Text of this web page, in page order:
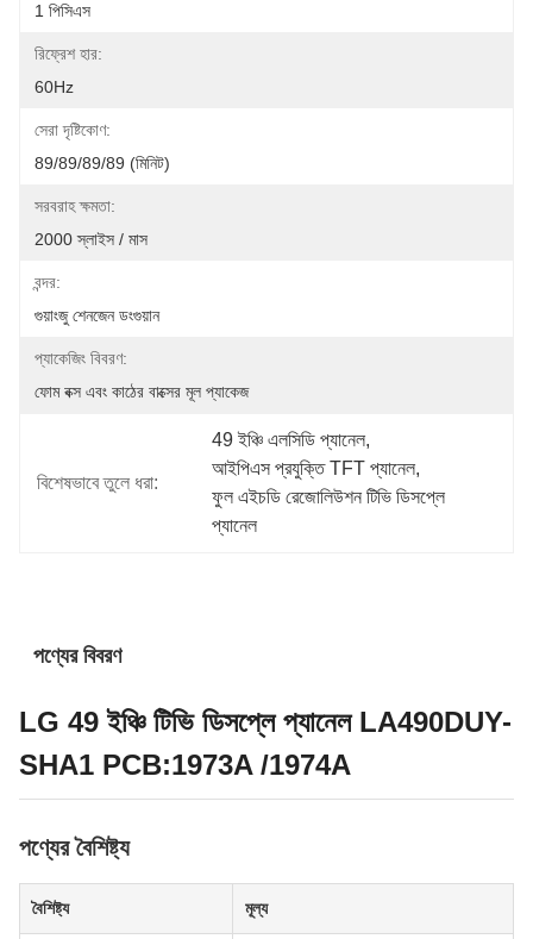
1 পিসিএস
রিফ্রেশ হার:
60Hz
সেরা দৃষ্টিকোণ:
89/89/89/89 (মিনিট)
সরবরাহ ক্ষমতা:
2000 স্লাইস / মাস
বন্দর:
গুয়াংজু শেনজেন ডংগুয়ান
প্যাকেজিং বিবরণ:
ফোম বক্স এবং কাঠের বাক্সের মূল প্যাকেজ
বিশেষভাবে তুলে ধরা:
49 ইঞ্চি এলসিডি প্যানেল,
আইপিএস প্রযুক্তি TFT প্যানেল,
ফুল এইচডি রেজোলিউশন টিভি ডিসপ্লে
প্যানেল
পণ্যের বিবরণ
LG 49 ইঞ্চি টিভি ডিসপ্লে প্যানেল LA490DUY-
SHA1 PCB:1973A /1974A
পণ্যের বৈশিষ্ট্য
বৈশিষ্ট্য মূল্য